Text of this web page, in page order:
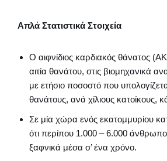
Απλά Στατιστικά Στοιχεία
Ο αιφνίδιος καρδιακός θάνατος
αιτία θανάτου, στις βιομηχανικά
με ετήσιο ποσοστό που
θανάτους, ανά χίλιους κατοίκους,
Σε μία χώρα ενός εκατομμυρίου
ότι περίπου 1.000 – 6.000
ξαφνικά μέσα σ’ ένα χρόνο.